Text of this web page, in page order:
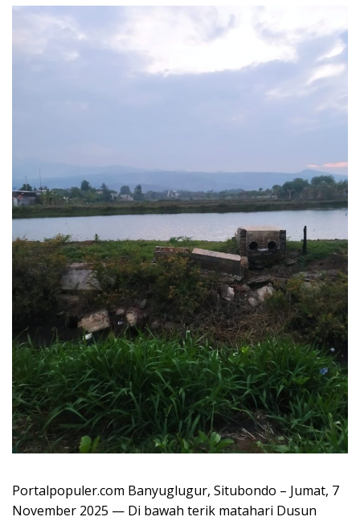
Portalpopuler.com Banyuglugur, Situbondo – Jumat, 7
November 2025 — Di bawah terik matahari Dusun